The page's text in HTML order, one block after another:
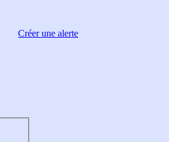
Créer une alerte